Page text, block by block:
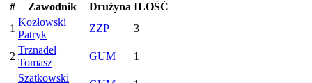
#
Zawodnik Drużyna ILOŚĆ
1
Kozłowski
Patryk
ZZP 3
2
Trznadel
Tomasz
GUM 1
Szatkowski